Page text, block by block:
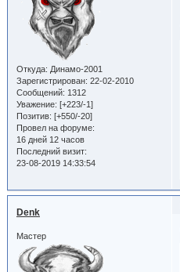
Откуда: Динамо-2001
Зарегистрирован: 22-02-2010
Сообщений: 1312
Уважение: [+223/-1]
Позитив: [+550/-20]
Провел на форуме:
16 дней 12 часов
Последний визит:
23-08-2019 14:33:54
Denk
Мастер